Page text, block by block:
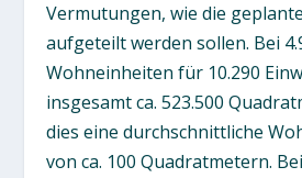
Vermutungen, wie die
aufgeteilt werden sollen. Bei
Wohneinheiten für 10.290
insgesamt ca. 523.500
dies eine durchschnittliche
von ca. 100 Quadratmetern.